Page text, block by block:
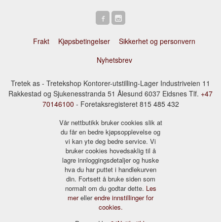
Frakt Kjøpsbetingelser
Sikkerhet og personvern
Nyhetsbrev
Tretek as - Tretekshop Kontorer-utstilling-Lager Industriveien 11
Rakkestad og Sjukenesstranda 51 Ålesund 6037 Eidsnes Tlf. +47
70146100 - Foretaksregisteret 815 485 432
Vår nettbutikk bruker cookies slik at
du får en bedre kjøpsopplevelse og
vi kan yte deg bedre service. Vi
bruker cookies hovedsaklig til å
lagre innloggingsdetaljer og huske
hva du har puttet i handlekurven
din. Fortsett å bruke siden som
normalt om du godtar dette. Les
merellerendre innstillinger for
cookies.